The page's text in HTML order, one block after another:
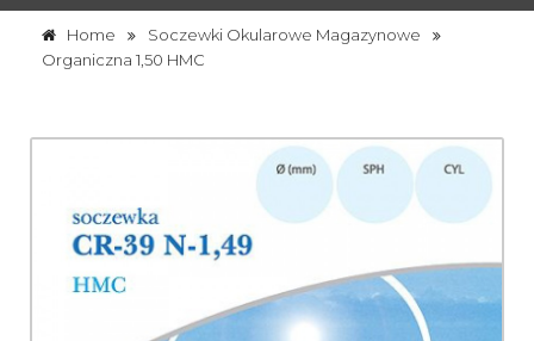
Home
Soczewki Okularowe Magazynowe
Organiczna 1,50 HMC